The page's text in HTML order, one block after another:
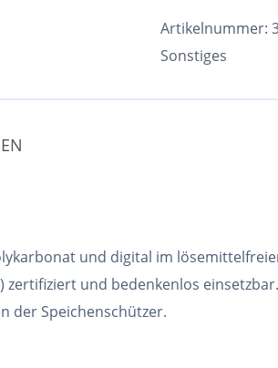
Menge
Artikelnummer:
Sonstiges
und digital im
zertifiziert und bedenkenlos
der Speichenschützer.